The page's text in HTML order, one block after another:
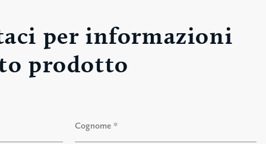
per informazioni
prodotto